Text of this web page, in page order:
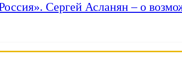
Сергей Асланян – о